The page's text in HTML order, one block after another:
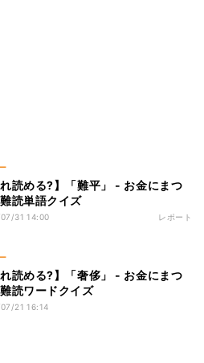
れ読める?】「難平」 - お金にまつ
読単語クイズ
31 14:00 レポート
れ読める?】「奢侈」 - お金にまつ
読ワードクイズ
21 16:14